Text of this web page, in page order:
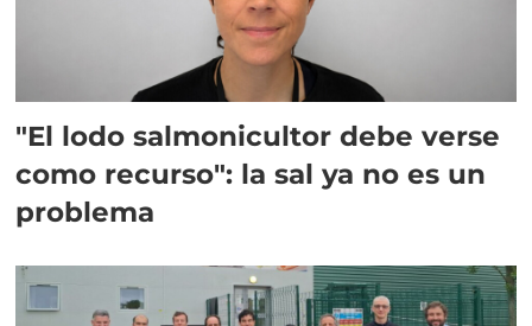
"El lodo salmonicultor debe verse
como recurso": la sal ya no es un
problema